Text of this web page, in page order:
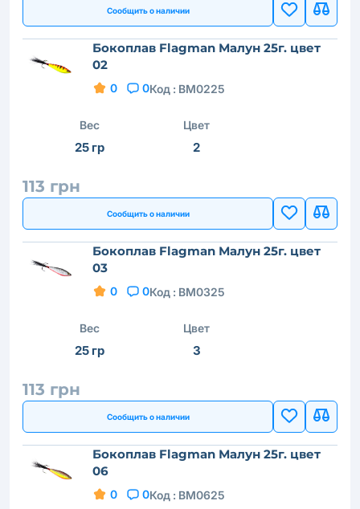
Сообщить о наличии
Бокоплав Flagman Малун 25г. цвет
02
0 0Код : BM0225
Вес
25 гр
Цвет
2
113 грн
Сообщить о наличии
Бокоплав Flagman Малун 25г. цвет
03
0 0Код : BM0325
Вес
25 гр
Цвет
3
113 грн
Сообщить о наличии
Бокоплав Flagman Малун 25г. цвет
06
0 0Код : BM0625